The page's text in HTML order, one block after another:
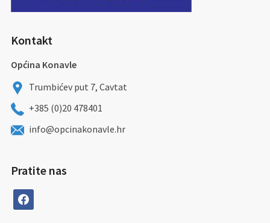
Kontakt
Općina Konavle
Trumbićev put 7, Cavtat
+385 (0)20 478401
info@opcinakonavle.hr
Pratite nas
facebook